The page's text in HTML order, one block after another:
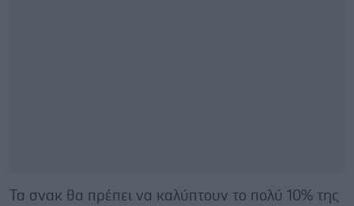
Τα σνακ θα πρέπει να καλύπτουν το πολύ 10% της